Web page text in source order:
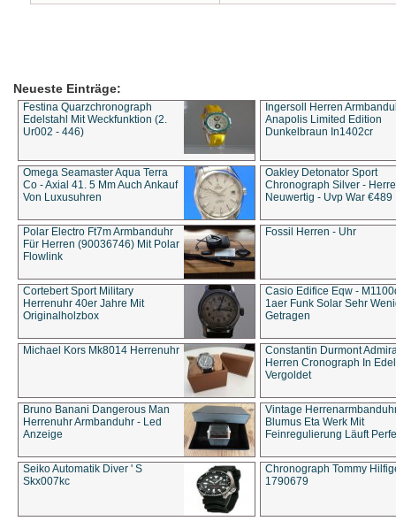
Neueste Einträge:
Festina Quarzchronograph
Edelstahl Mit Weckfunktion (2.
Ur002 - 446)
Ingersoll Herren
Anapolis Limited Edition
Dunkelbraun In1402cr
Omega Seamaster Aqua Terra
Co - Axial 41. 5 Mm Auch Ankauf
Von Luxusuhren
Oakley Detonator Sport
Chronograph Silver -
Neuwertig - Uvp War €489
Polar Electro Ft7m Armbanduhr
Für Herren (90036746) Mit Polar
Flowlink
Fossil Herren - Uhr
Cortebert Sport Military
Herrenuhr 40er Jahre Mit
Originalholzbox
Casio Edifice Eqw -
1aer Funk Solar Sehr
Getragen
Michael Kors Mk8014 Herrenuhr
Constantin Durmont
Herren Cronograph In
Vergoldet
Bruno Banani Dangerous Man
Herrenuhr Armbanduhr - Led
Anzeige
Vintage
Blumus Eta Werk Mit
Feinregulierung Läuft
Seiko Automatik Diver ' S
Skx007kc
Chronograph Tommy
1790679